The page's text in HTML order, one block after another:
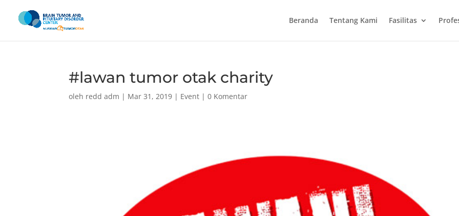
Beranda Tentang Kami Fasilitas
#lawan tumor otak charity
oleh redd adm | Mar 31, 2019 | Event |0 Komentar